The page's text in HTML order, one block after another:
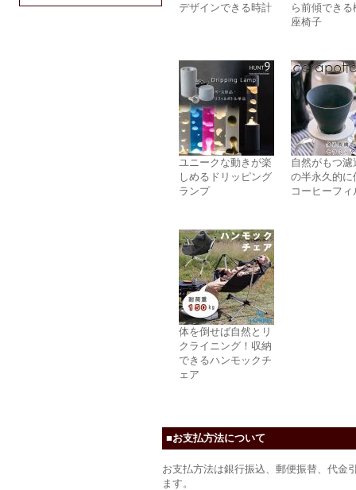
デザインできる時計
ら前傾できる
座椅子
ユニークな動きが楽
しめるドリッピング
ランプ
自然がもつ濾
の半永久的に
コーヒーフィ
体を倒せば自然とリ
クライニング！収納
できるハンモックチ
ェア
■お支払方法について
お支払方法は銀行振込、郵便振替、代金
ます。